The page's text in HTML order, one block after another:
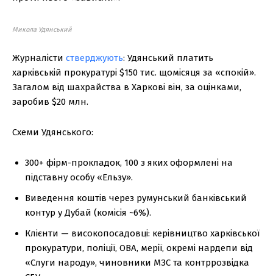
Микола Удянський
Журналісти стверджують: Удянський платить
харківській прокуратурі $150 тис. щомісяця за «спокій».
Загалом від шахрайства в Харкові він, за оцінками,
заробив $20 млн.
Схеми Удянського:
300+ фірм-прокладок, 100 з яких оформлені на
підставну особу «Ельзу».
Виведення коштів через румунський банківський
контур у Дубай (комісія ~6%).
Клієнти — високопосадовці: керівництво харківської
прокуратури, поліції, ОВА, мерії, окремі нардепи від
«Слуги народу», чиновники МЗС та контррозвідка